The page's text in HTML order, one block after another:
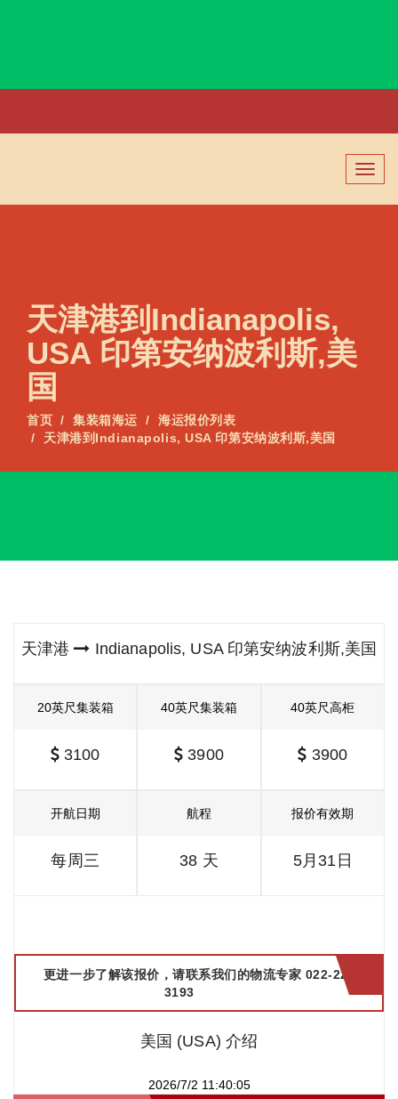
切
换
导
天津港到Indianapolis,
USA 印第安纳波利斯,美
国
首页 集装箱海运
海运报价列表
天津港到Indianapolis, USA 印第安纳波利斯,美国
天津港 Indianapolis, USA 印第安纳波利斯,美国
20英尺集装箱
3100
40英尺集装箱
3900
40英尺高柜
3900
开航日期
每周三
航程
38 天
报价有效期
5月31日
更进一步了解该报价，请联系我们的物流专家 022-2299
3193
美国 (USA) 介绍
2026/7/2 11:40:05